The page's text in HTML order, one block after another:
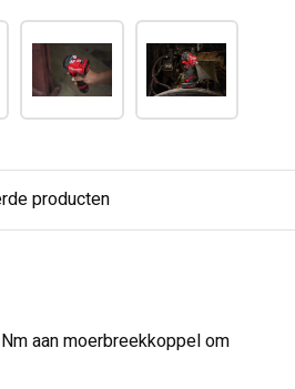
producten
aan moerbreekkoppel om